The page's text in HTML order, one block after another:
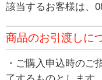
該当するお客様は、
商品のお引渡しに
・ご購入申込時の